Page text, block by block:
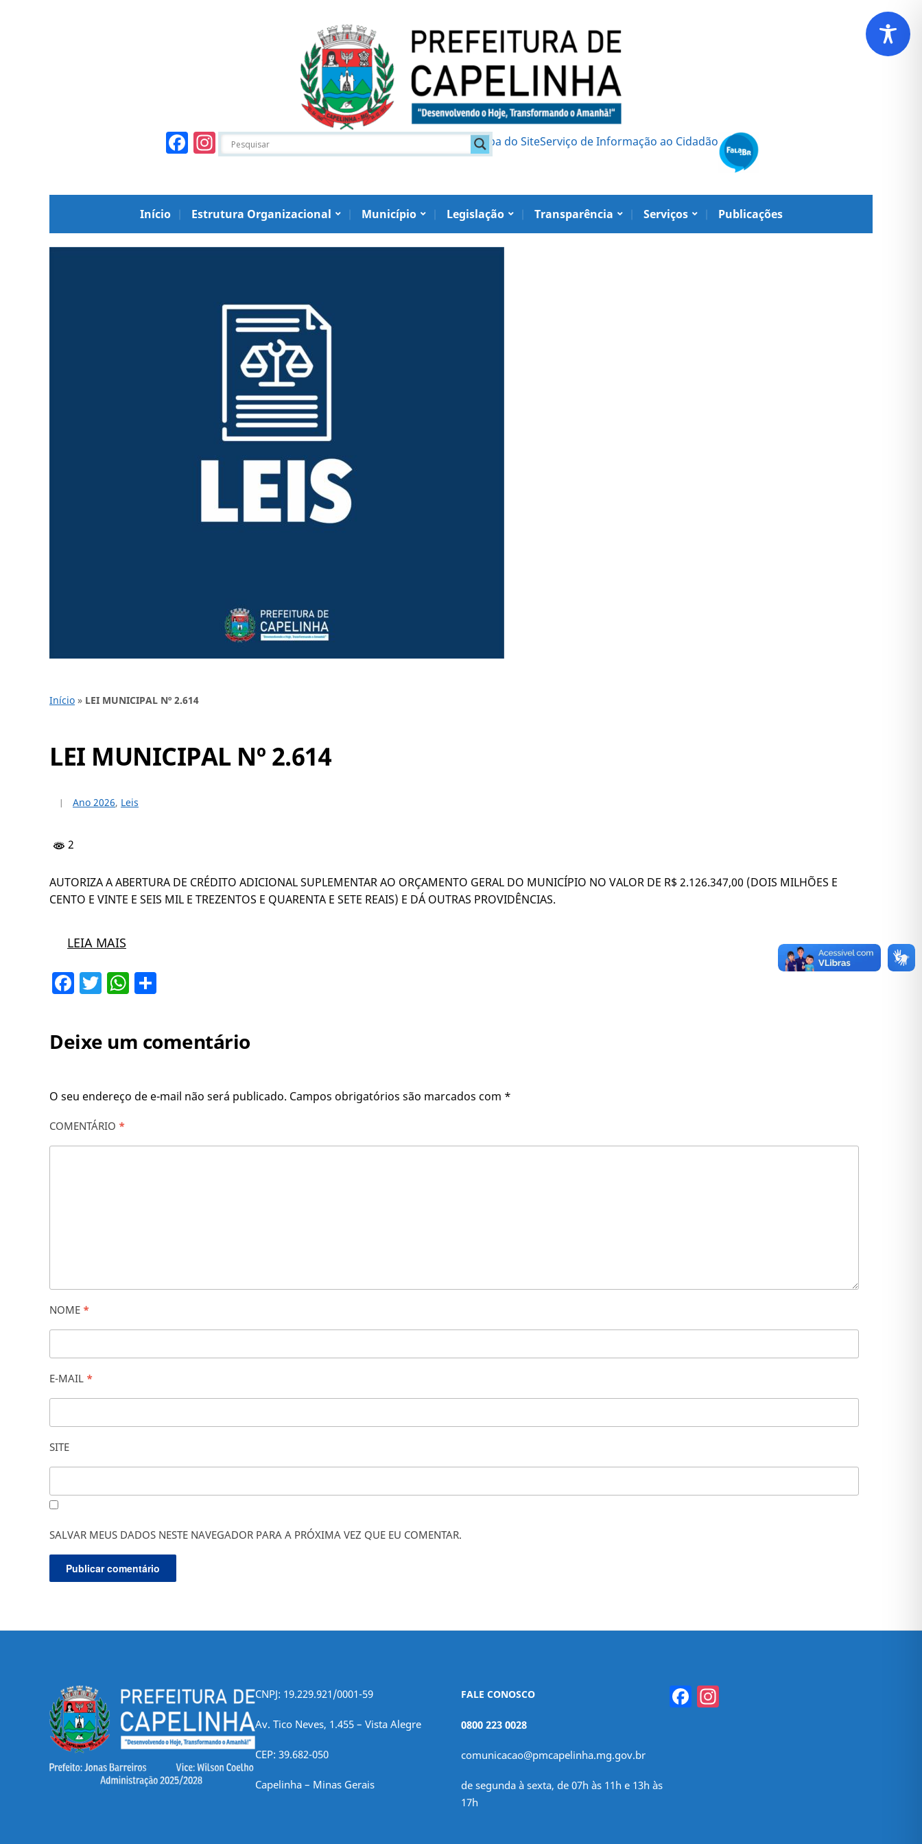
Facebook
Instagram Mapa do SiteServiço de Informação ao Cidadão
Início Estrutura Organizacional Município Legislação Transparência Serviços Publicações
Início » LEI MUNICIPAL Nº 2.614
LEI MUNICIPAL Nº 2.614
Ano 2026, Leis
2
AUTORIZA A ABERTURA DE CRÉDITO ADICIONAL SUPLEMENTAR AO ORÇAMENTO GERAL DO MUNICÍPIO NO VALOR DE R$ 2.126.347,00 (DOIS MILHÕES E
CENTO E VINTE E SEIS MIL E TREZENTOS E QUARENTA E SETE REAIS) E DÁ OUTRAS PROVIDÊNCIAS.
LEIA MAIS
Facebook
TwitterWhatsApp
Deixe um comentário
O seu endereço de e-mail não será publicado. Campos obrigatórios são marcados com *
COMENTÁRIO *
NOME *
E-MAIL *
SITE
SALVAR MEUS DADOS NESTE NAVEGADOR PARA A PRÓXIMA VEZ QUE EU COMENTAR.
CNPJ: 19.229.921/0001-59
Av. Tico Neves, 1.455 – Vista Alegre
CEP: 39.682-050
Capelinha – Minas Gerais
FALE CONOSCO
0800 223 0028
comunicacao@pmcapelinha.mg.gov.br
de segunda à sexta, de 07h às 11h e 13h às
17h
Facebook